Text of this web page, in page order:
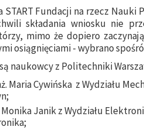
START Fundacji na rzecz Nauki
składania wniosku nie
mimo że dopiero
osiągnięciami - wybrano
naukowcy z Politechniki
Maria Cywińska z Wydziału
Janik z Wydziału